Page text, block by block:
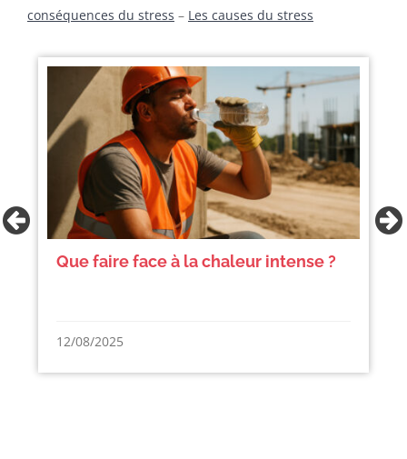
conséquences du stress – Les causes du stress
Professions à fort enjeu : se protéger
21/04/2025